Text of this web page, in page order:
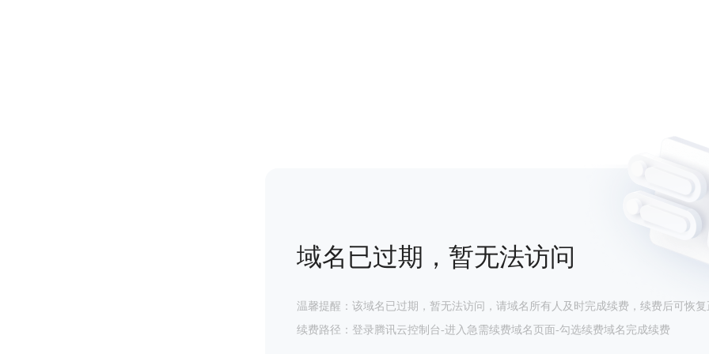
域名已过期，暂无法访问
温馨提醒：该域名已过期，暂无法访问，请域名所有人及时完成续费，续费后可恢复
续费路径：登录腾讯云控制台-进入急需续费域名页面-勾选续费域名完成续费